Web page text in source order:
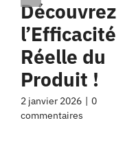
Découvrez
l’Efficacité
Réelle du
Produit !
2 janvier 2026 | 0
commentaires